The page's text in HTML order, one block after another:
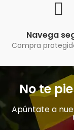
Navega
Compra
No te
Apúntate a